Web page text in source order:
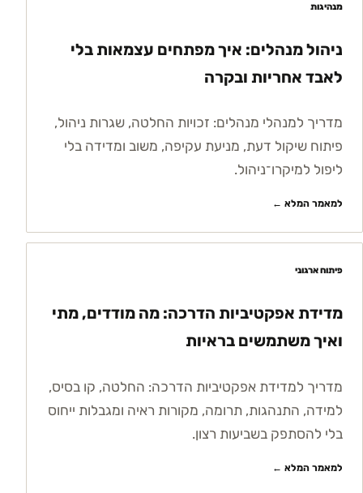
מנהיגות
ניהול מנהלים: איך מפתחים עצמאות בלי
לאבד אחריות ובקרה
מדריך למנהלי מנהלים: זכויות החלטה, שגרות ניהול,
פיתוח שיקול דעת, מניעת עקיפה, משוב ומדידה בלי
ליפול למיקרו־ניהול.
למאמר המלא ←
פיתוח ארגוני
מדידת אפקטיביות הדרכה: מה מודדים, מתי
ואיך משתמשים בראיות
מדריך למדידת אפקטיביות הדרכה: החלטה, קו בסיס,
למידה, התנהגות, תרומה, מקורות ראיה ומגבלות ייחוס
בלי להסתפק בשביעות רצון.
למאמר המלא ←